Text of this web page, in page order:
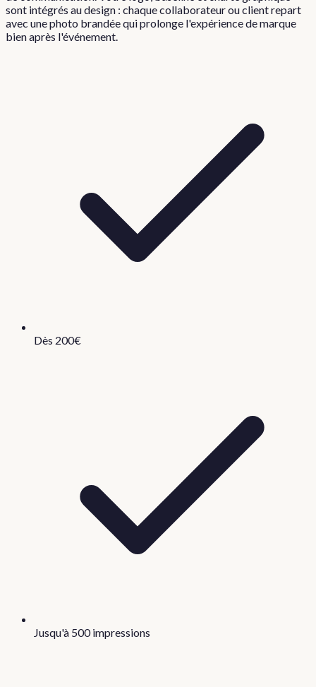
sont intégrés au design : chaque collaborateur ou client repart
avec une photo brandée qui prolonge l'expérience de marque
bien après l'événement.
Dès 200€
Jusqu'à 500 impressions